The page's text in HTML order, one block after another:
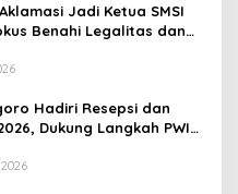
Jadi Ketua SMSI
Benahi Legalitas dan
Hadiri Resepsi dan
Dukung Langkah PWI
Wartawan